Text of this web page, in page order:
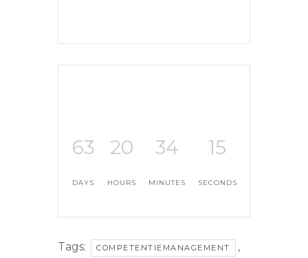
63
DAYS
20
HOURS
34
MINUTES
14
SECONDS
Tags: COMPETENTIEMANAGEMENT ,